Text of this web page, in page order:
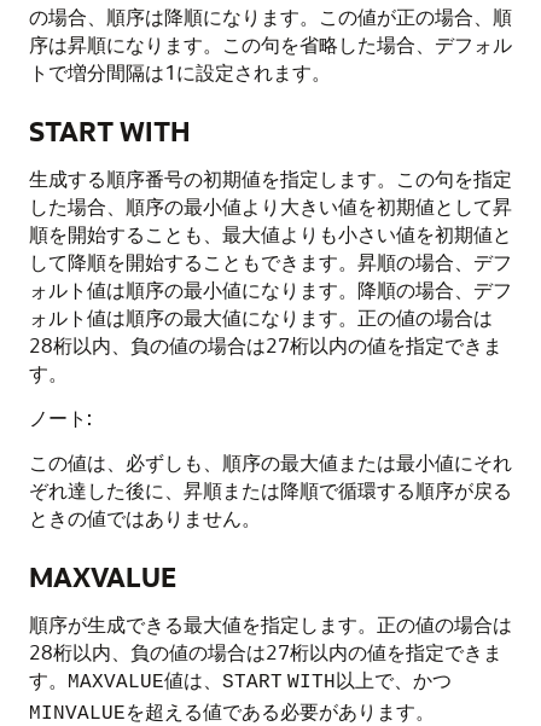
の場合、順序は降順になります。この値が正の場合、順
序は昇順になります。この句を省略した場合、デフォル
トで増分間隔は1に設定されます。
START WITH
生成する順序番号の初期値を指定します。この句を指定
した場合、順序の最小値より大きい値を初期値として昇
順を開始することも、最大値よりも小さい値を初期値と
して降順を開始することもできます。昇順の場合、デフ
ォルト値は順序の最小値になります。降順の場合、デフ
ォルト値は順序の最大値になります。正の値の場合は
28桁以内、負の値の場合は27桁以内の値を指定できま
す。
ノート:
この値は、必ずしも、順序の最大値または最小値にそれ
ぞれ達した後に、昇順または降順で循環する順序が戻る
ときの値ではありません。
MAXVALUE
順序が生成できる最大値を指定します。正の値の場合は
28桁以内、負の値の場合は27桁以内の値を指定できま
す。
MAXVALUE値は、 START WITH 以上で、かつ
MINVALUEを超える値である必要があります。